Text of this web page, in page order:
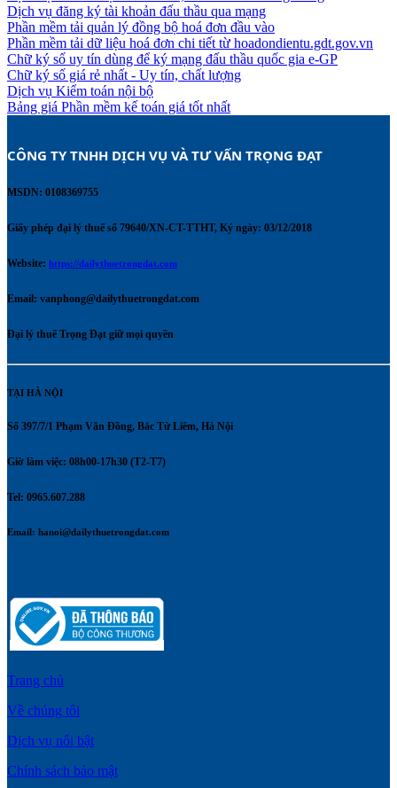
Dịch vụ đăng ký tài khoản đấu thầu qua mạng
Phần mềm tải quản lý đồng bộ hoá đơn đầu vào
Phần mềm tải dữ liệu hoá đơn chi tiết từ hoadondientu.gdt.gov.vn
Chữ ký số uy tín dùng để ký mạng đấu thầu quốc gia e-GP
Chữ ký số giá rẻ nhất - Uy tín, chất lượng
Dịch vụ Kiểm toán nội bộ
Bảng giá Phần mềm kế toán giá tốt nhất
CÔNG TY TNHH DỊCH VỤ VÀ TƯ VẤN TRỌNG ĐẠT
MSDN: 0108369755
Giấy phép đại lý thuế số 79640/XN-CT-TTHT, Ký ngày: 03/12/2018
Website: https://dailythuetrongdat.com
Email: vanphong@dailythuetrongdat.com
Đại lý thuế Trọng Đạt giữ mọi quyền
TẠI HÀ NỘI
Số 397/7/1 Phạm Văn Đồng, Bắc Từ Liêm, Hà Nội
Giờ làm việc: 08h00-17h30 (T2-T7)
Tel: 0965.607.288
Email: hanoi@dailythuetrongdat.com
Trang chủ
Về chúng tôi
Dịch vụ nổi bật
Chính sách bảo mật